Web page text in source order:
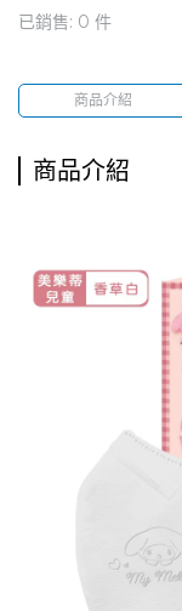
已銷售: 0 件
商品介紹
商品介紹